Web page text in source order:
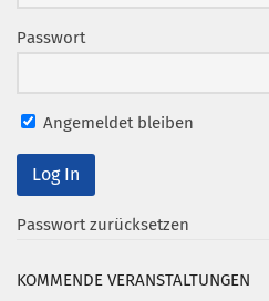
Passwort
Angemeldet bleiben
Passwort zurücksetzen
KOMMENDE VERANSTALTUNGEN